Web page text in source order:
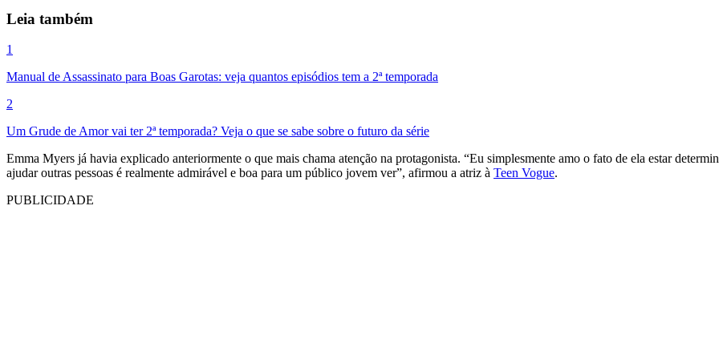
Leia também
1
Manual de Assassinato para Boas Garotas: veja quantos episódios tem a 2ª temporada
2
Um Grude de Amor vai ter 2ª temporada? Veja o que se sabe sobre o futuro da série
Emma Myers já havia explicado anteriormente o que mais chama atenção na protagonista. “Eu simplesmente amo o fato de ela estar
ajudar outras pessoas é realmente admirável e boa para um público jovem ver”, afirmou a atriz à Teen Vogue.
PUBLICIDADE